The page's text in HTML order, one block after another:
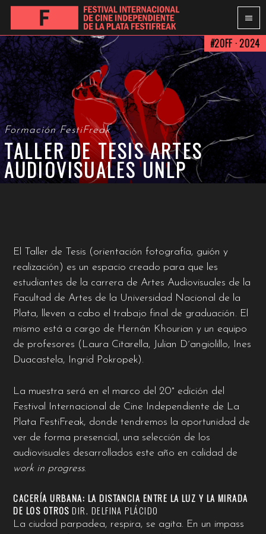
Formación FestiFreak
TALLER DE TESIS ARTES
AUDIOVISUALES UNLP
#20FF · 2024
El Taller de Tesis (orientación fotografía, guión y
realización) es un espacio creado para que les
estudiantes de la carrera de Artes Audiovisuales de la
Facultad de Artes de la Universidad Nacional de la
Plata, lleven a cabo el trabajo final de graduación. El
mismo está a cargo de Hernán Khourian y un equipo
de profesores (Laura Citarella, Julian D´angiolillo, Ines
Duacastela, Ingrid Pokropek).
La muestra será en el marco del 20° edición del
Festival Internacional de Cine Independiente de La
Plata FestiFreak, donde tendremos la oportunidad de
ver de forma presencial, una selección de los
audiovisuales desarrollados este año en calidad de
work in progress.
CACERÍA URBANA: LA DISTANCIA ENTRE LA LUZ Y LA MIRADA
DE LOS OTROSDIR. DELFINA PLÁCIDO
La ciudad parpadea, respira, se agita. En un impass